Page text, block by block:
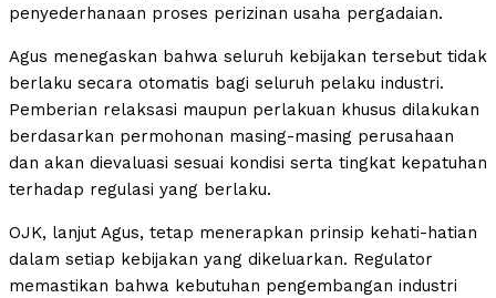
penyederhanaan proses perizinan usaha pergadaian.
Agus menegaskan bahwa seluruh kebijakan tersebut tidak
berlaku secara otomatis bagi seluruh pelaku industri.
Pemberian relaksasi maupun perlakuan khusus dilakukan
berdasarkan permohonan masing-masing perusahaan
dan akan dievaluasi sesuai kondisi serta tingkat kepatuhan
terhadap regulasi yang berlaku.
OJK, lanjut Agus, tetap menerapkan prinsip kehati-hatian
dalam setiap kebijakan yang dikeluarkan. Regulator
memastikan bahwa kebutuhan pengembangan industri